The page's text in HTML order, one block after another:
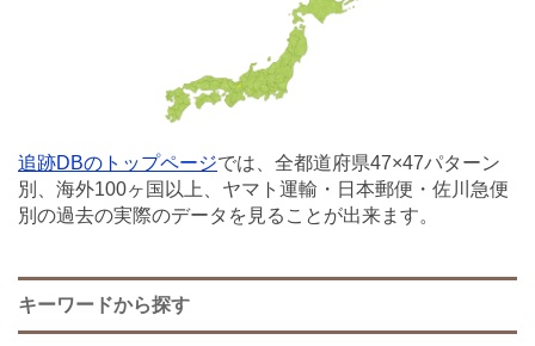
追跡DBのトップページでは、全都道府県47×47パターン
別、海外100ヶ国以上、ヤマト運輸・日本郵便・佐川急便
別の過去の実際のデータを見ることが出来ます。
キーワードから探す